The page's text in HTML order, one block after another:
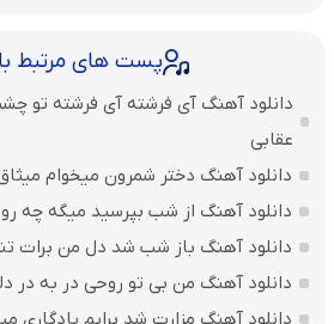
پست های مرتبط
دانلود آهنگ آی فرشته آی فرشته تو
عقابی
دانلود آهنگ دختر شمرون میخوام
دانلود آهنگ از شب بپرسید میگه چه
دانلود آهنگ باز شب شد دل من برات
دانلود آهنگ من بی تو روحی در به در